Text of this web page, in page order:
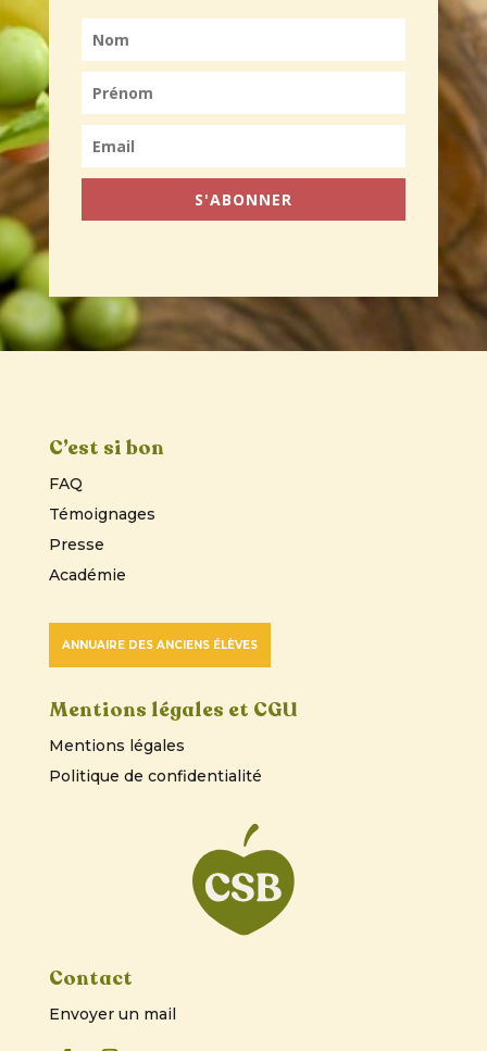
S'ABONNER
C’est si bon
FAQ
Témoignages
Presse
Académie
ANNUAIRE DES ANCIENS ÉLÈVES
Mentions légales et CGU
Mentions légales
Politique de confidentialité
Contact
Envoyer un mail